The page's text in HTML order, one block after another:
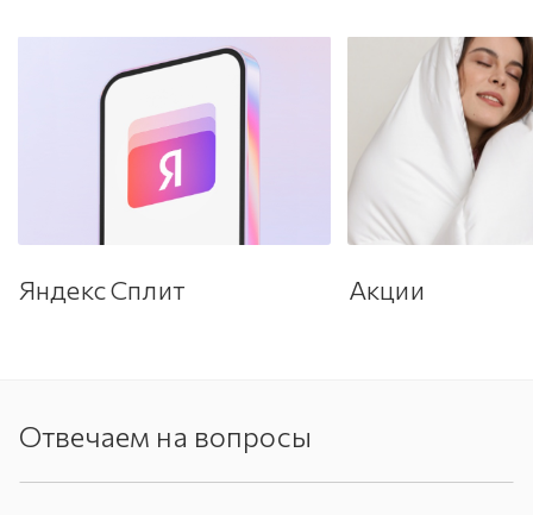
Яндекс Сплит Акции
Отвечаем на вопросы